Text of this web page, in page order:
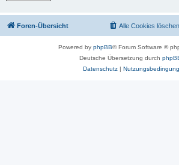
Foren-Übersicht Alle Cookies löschen
Powered by phpBB® Forum Software ©
Deutsche Übersetzung durch
Datenschutz|